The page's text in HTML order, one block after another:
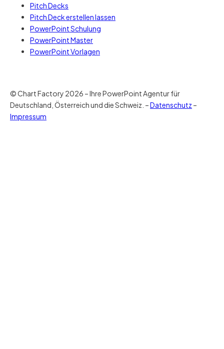
Pitch Decks
Pitch Deck erstellen lassen
PowerPoint Schulung
PowerPoint Master
PowerPoint Vorlagen
© Chart Factory 2026 – Ihre PowerPoint Agentur für
Deutschland, Österreich und die Schweiz. –Datenschutz –
Impressum